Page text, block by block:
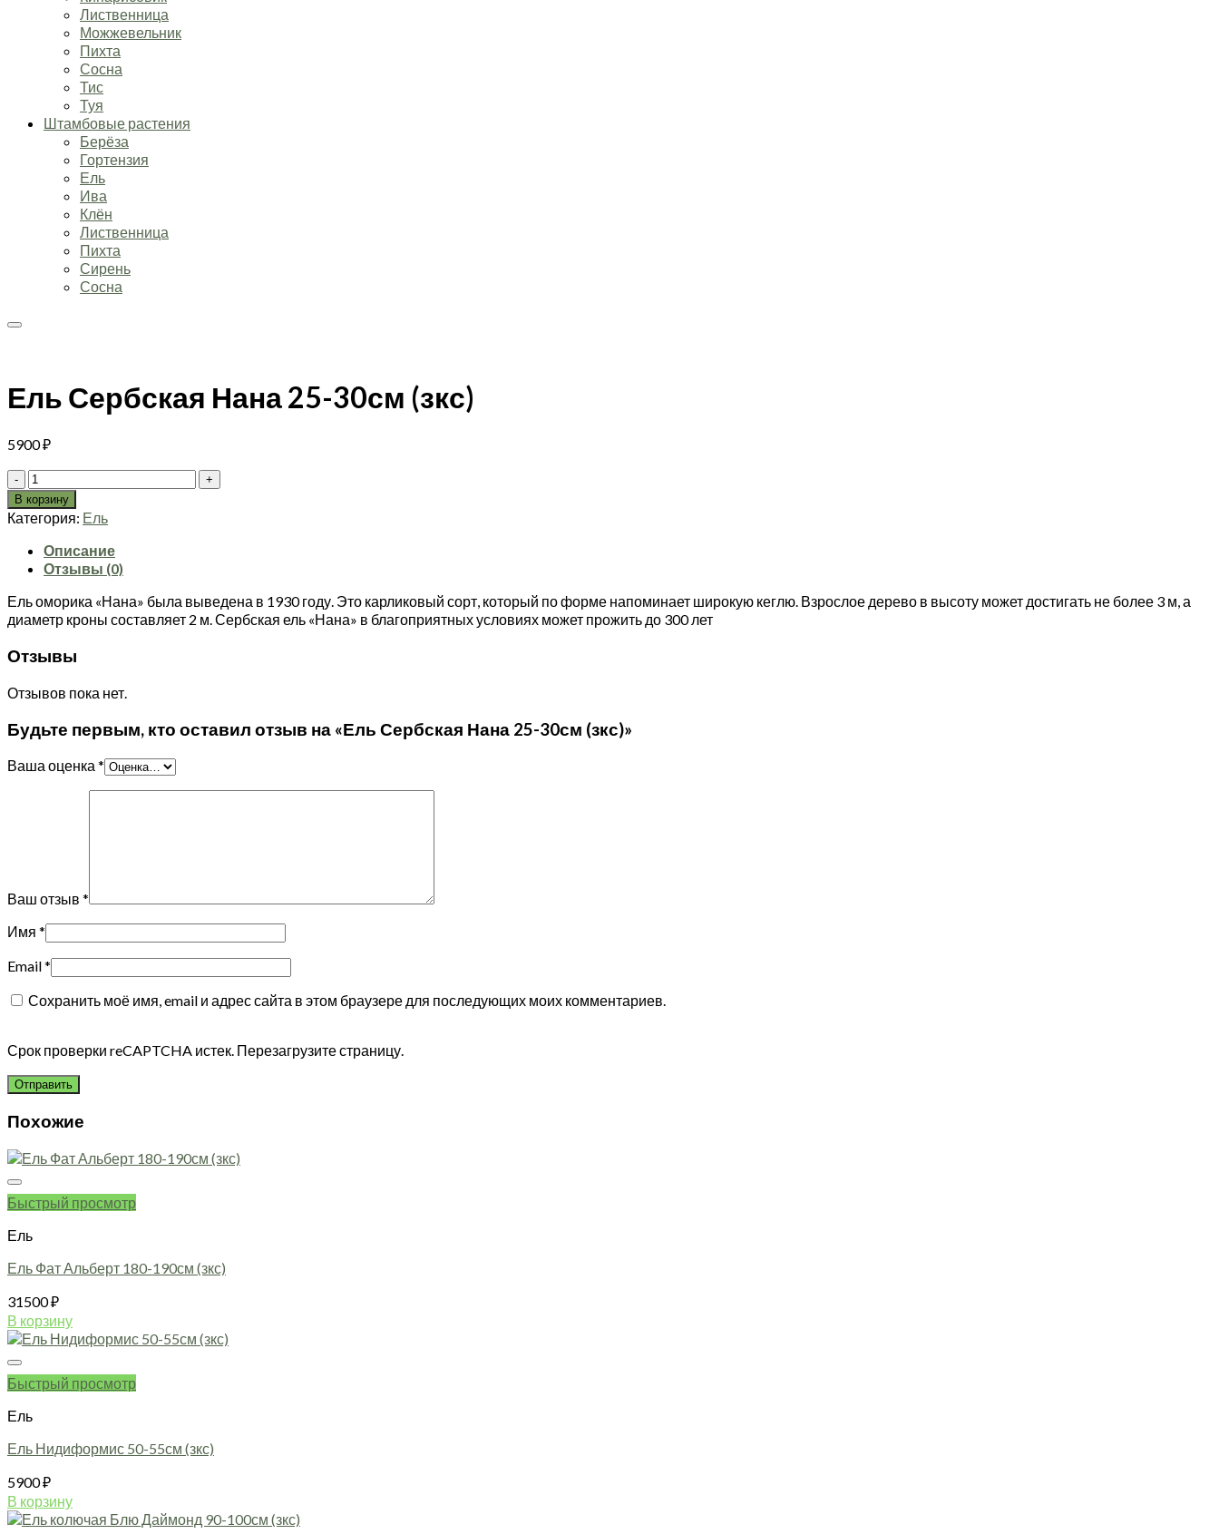
Лиственница
Можжевельник
Пихта
Сосна
Тис
Туя
Штамбовые растения
Берёза
Гортензия
Ель
Ива
Клён
Лиственница
Пихта
Сирень
Сосна
Ель Сербская Нана 25-30см (зкс)
5900₽
Количество
товара
Ель
Сербская
Нана
25-
(зкс)
В корзину
Категория: Ель
Описание
Отзывы (0)
Ель оморика «Нана» была выведена в 1930 году. Это карликовый сорт, который по форме напоминает широкую кеглю. Взрослое дерево в высоту может достигать не более 3 м, а
диаметр кроны составляет 2 м. Сербская ель «Нана» в благоприятных условиях может прожить до 300 лет
Отзывы
Отзывов пока нет.
Будьте первым, кто оставил отзыв на «Ель Сербская Нана 25-30см (зкс)»
Ваша оценка *
Ваш отзыв *
Имя *
Email*
Сохранить моё имя, email и адрес сайта в этом браузере для последующих моих комментариев.
Срок проверки reCAPTCHA истек. Перезагрузите страницу.
Похожие
Быстрый просмотр
Ель
Ель Фат Альберт 180-190см (зкс)
31500₽
В корзину
Быстрый просмотр
Ель
Ель Нидиформис 50-55см (зкс)
5900₽
В корзину